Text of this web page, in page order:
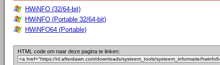
HWiNFO (32/64-bit)
HWiNFO (Portable 32/64-bit)
HWiNFO64 (Portable)
HTML code om naar deze pagina te linken: